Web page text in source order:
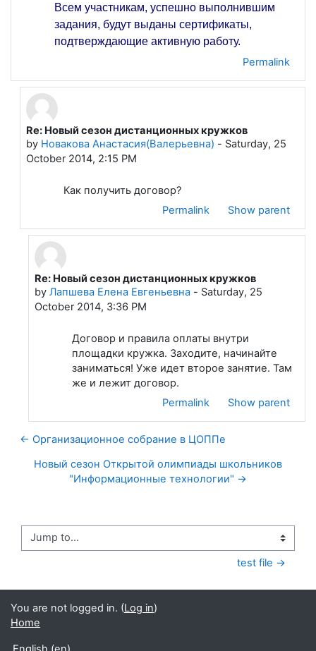
Всем участникам, успешно выполнившим
задания, будут выданы сертификаты,
подтверждающие активную работу.
Permalink
In reply to Лапшева Елена Евгеньевна
Re: Новый сезон дистанционных кружков
by Новакова Анастасия(Валерьевна) - Saturday, 25
October 2014, 2:15 PM
Как получить договор?
Permalink
Show parent
In reply to Новакова Анастасия(Валерьевна)
Re: Новый сезон дистанционных кружков
by Лапшева Елена Евгеньевна- Saturday, 25
October 2014, 3:36 PM
Договор и правила оплаты внутри
площадки кружка. Заходите, начинайте
заниматься! Уже идет второе занятие. Там
же и лежит договор.
Permalink
Show parent
← Организационное собрание в ЦОППе
Новый сезон Открытой олимпиады школьников
"Информационные технологии" →
Jump to...
test file →
You are not logged in. (Log in)
Home